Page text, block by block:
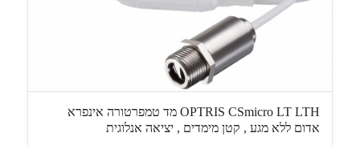
OPTRIS CSmicro LT LTH מד טמפרטורה אינפרא
אדום ללא מגע , קטן מימדים , יציאה אנלוגית